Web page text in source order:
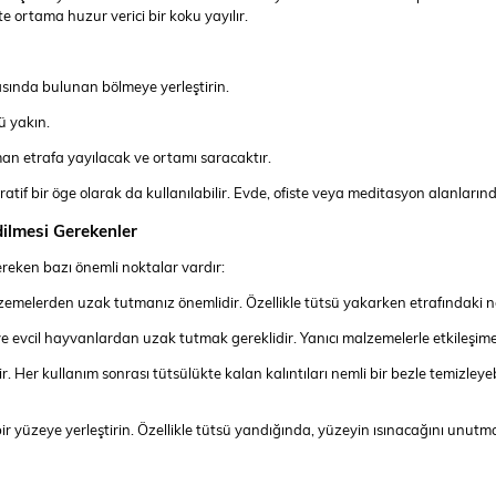
ortama huzur verici bir koku yayılır.
bulunan bölmeye yerleştirin.
yakın.
etrafa yayılacak ve ortamı saracaktır.
bir öge olarak da kullanılabilir. Evde, ofiste veya meditasyon
Gerekenler
bazı önemli noktalar vardır:
uzak tutmanız önemlidir. Özellikle tütsü yakarken etrafındaki
evcil hayvanlardan uzak tutmak gereklidir. Yanıcı malzemelerle
kullanım sonrası tütsülükte kalan kalıntıları nemli bir bezle
yerleştirin. Özellikle tütsü yandığında, yüzeyin ısınacağını